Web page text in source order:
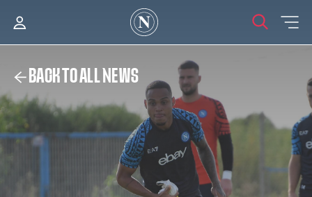
BACK TO ALL NEWS